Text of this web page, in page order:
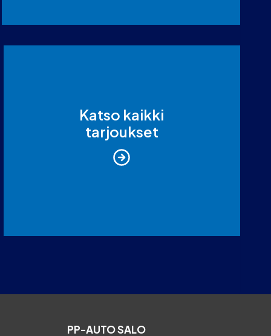
Katso kaikki
tarjoukset
PP-AUTO SALO